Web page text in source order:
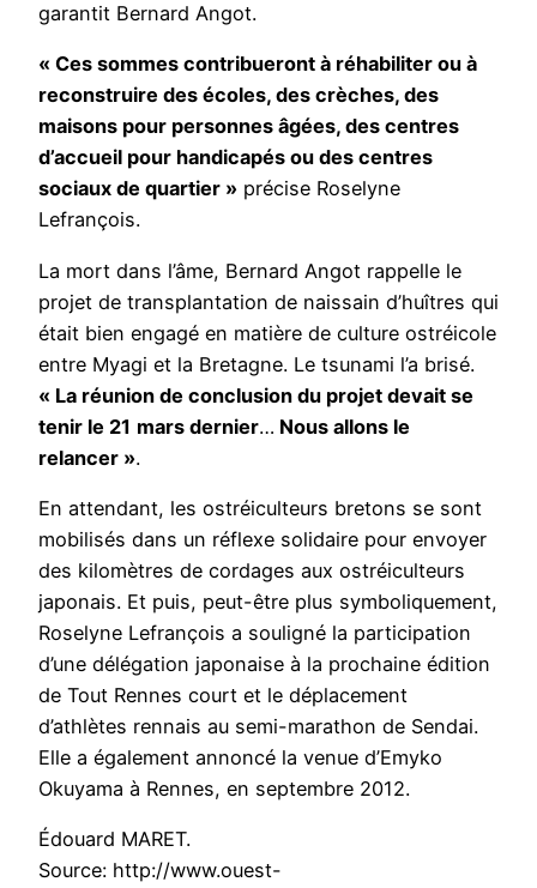
garantit Bernard Angot.
« Ces sommes contribueront à réhabiliter ou à
reconstruire des écoles, des crèches, des
maisons pour personnes âgées, des centres
d’accueil pour handicapés ou des centres
sociaux de quartier » précise Roselyne
Lefrançois.
La mort dans l’âme, Bernard Angot rappelle le
projet de transplantation de naissain d’huîtres qui
était bien engagé en matière de culture ostréicole
entre Myagi et la Bretagne. Le tsunami l’a brisé.
« La réunion de conclusion du projet devait se
tenir le 21 mars dernier… Nous allons le
relancer ».
En attendant, les ostréiculteurs bretons se sont
mobilisés dans un réflexe solidaire pour envoyer
des kilomètres de cordages aux ostréiculteurs
japonais. Et puis, peut-être plus symboliquement,
Roselyne Lefrançois a souligné la participation
d’une délégation japonaise à la prochaine édition
de Tout Rennes court et le déplacement
d’athlètes rennais au semi-marathon de Sendai.
Elle a également annoncé la venue d’Emyko
Okuyama à Rennes, en septembre 2012.
Édouard MARET.
Source: http://www.ouest-